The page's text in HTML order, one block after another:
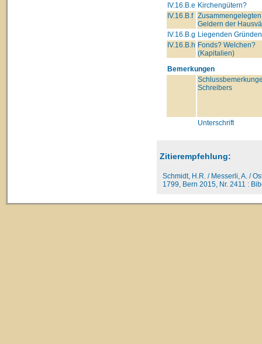
IV.16.B.e Kirchengütern?
IV.16.B.f Zusammengelegten
Geldern der
IV.16.B.g Liegenden
IV.16.B.h Fonds? Welchen?
(Kapitalien)
Bemerkungen
Schreibers
Unterschrift
Zitierempfehlung:
Schmidt, H.R. / Messerli, A. /
1799, Bern 2015, Nr. 2411 :